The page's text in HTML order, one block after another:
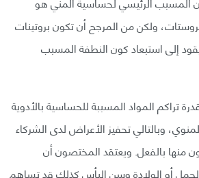
ولكن من المرجح أن تكون بروتينات
إلى استبعاد كون النطفة المسبب
تراكم المواد المسببة للحساسية بالأدوية
وبالتالي تحفيز الأعراض لدى الشركاء
منها بالفعل. ويعتقد المختصون أن
الحمل أو الولادة وسن اليأس كذلك قد تساهم